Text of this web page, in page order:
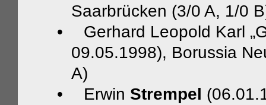
Saarbrücken (3/0 A, 1/0
•
Gerhard Leopold Karl
09.05.1998), Borussia
A)
•
Erwin Strempel